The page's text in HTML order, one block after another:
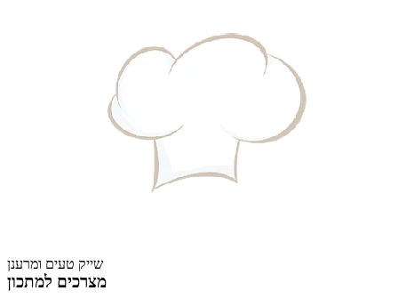
שייק טעים ומרענן
מצרכים למתכון